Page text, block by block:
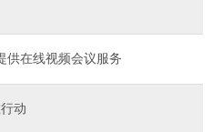
供在线视频会议服务
动